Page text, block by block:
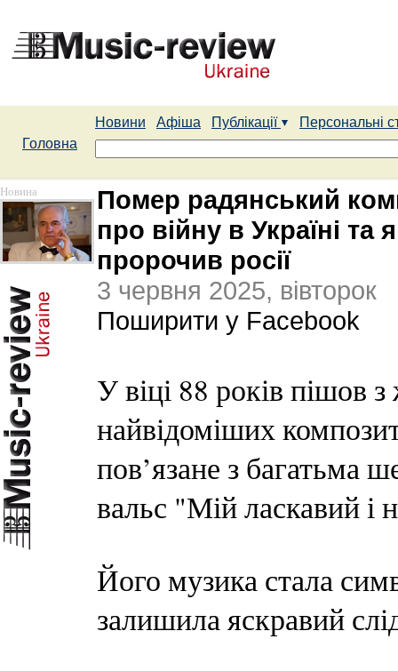
Новини Афіша Публікації
Персональні
Головна
Новина
Помер радянський
про війну в Україні
пророчив росії
3 червня 2025, вівторок
Поширити у Facebook
У віці 88 років пішов
найвідоміших
пов’язане з багатьма
вальс "Мій ласкавий і
Його музика стала
залишила яскравий